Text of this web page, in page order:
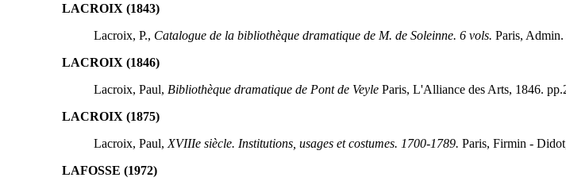
LACROIX (1843)
Lacroix, P., Catalogue de la bibliothèque dramatique de M. de Soleinne. 6 vols. Paris,
LACROIX (1846)
Lacroix, Paul, Bibliothèque dramatique de Pont de VeyleParis, L'Alliance des Arts, 1846.
LACROIX (1875)
Lacroix, Paul, XVIIIe siècle. Institutions, usages et costumes. 1700-1789. Paris, Firmin -
LAFOSSE (1972)